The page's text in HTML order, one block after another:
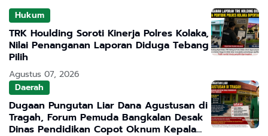
Hukum
TRK Houlding Soroti Kinerja Polres Kolaka,
Nilai Penanganan Laporan Diduga Tebang
Pilih
Agustus 07, 2026
Daerah
Dugaan Pungutan Liar Dana Agustusan di
Tragah, Forum Pemuda Bangkalan Desak
Dinas Pendidikan Copot Oknum Kepala